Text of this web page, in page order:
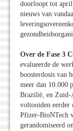
doorloopt tot
nieuws van
Over de Fase 3
evalueerde de
boosterdosis van
meer dan 10.000
Brazilië, en Zuid-
voltooiden eerder
Pfizer-BioNTech
gerandomiseerd